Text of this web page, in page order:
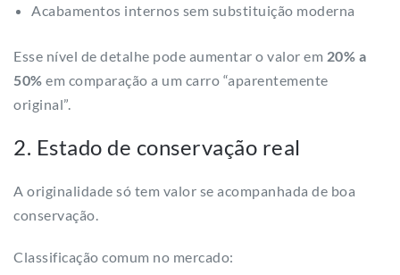
Acabamentos internos sem substituição moderna
Esse nível de detalhe pode aumentar o valor em 20% a
50% em comparação a um carro “aparentemente
original”.
2. Estado de conservação real
A originalidade só tem valor se acompanhada de boa
conservação.
Classificação comum no mercado: